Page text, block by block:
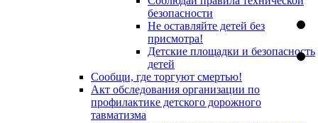
безопасности
Не оставляйте детей без
присмотра!
Детские площадки и безопасность
детей
Сообщи, где торгуют смертью!
Акт обследования организации по
профилактике детского дорожного
тавматизма